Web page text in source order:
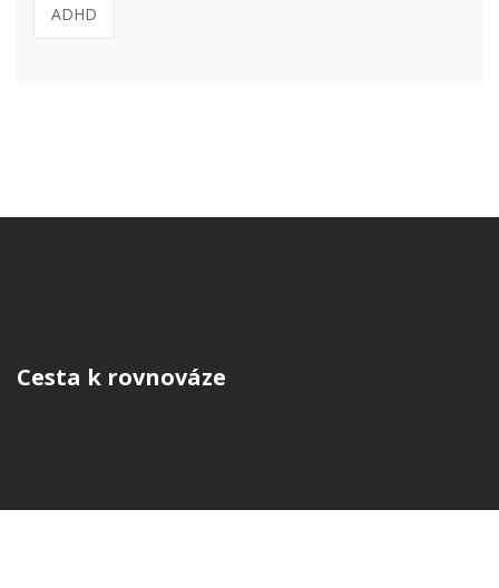
ADHD
Cesta k rovnováze